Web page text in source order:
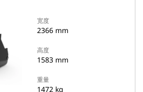
宽度
2366 mm
高度
1583 mm
重量
1472 kg